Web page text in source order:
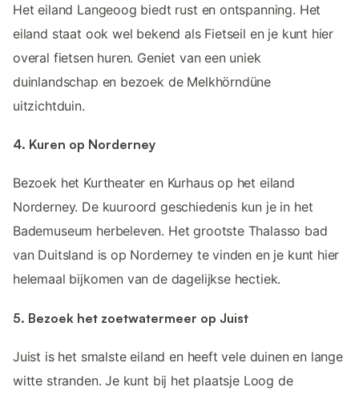
Het eiland Langeoog biedt rust en ontspanning. Het
eiland staat ook wel bekend als Fietseil en je kunt hier
overal fietsen huren. Geniet van een uniek
duinlandschap en bezoek de Melkhörndüne
uitzichtduin.
4. Kuren op Norderney
Bezoek het Kurtheater en Kurhaus op het eiland
Norderney. De kuuroord geschiedenis kun je in het
Bademuseum herbeleven. Het grootste Thalasso bad
van Duitsland is op Norderney te vinden en je kunt hier
helemaal bijkomen van de dagelijkse hectiek.
5. Bezoek het zoetwatermeer op Juist
Juist is het smalste eiland en heeft vele duinen en lange
witte stranden. Je kunt bij het plaatsje Loog de